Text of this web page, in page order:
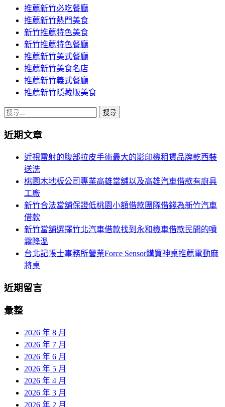
推薦新竹必吃餐廳
推薦新竹熱門美食
新竹推薦特色美食
新竹推薦特色餐廳
推薦新竹美式餐廳
推薦新竹美食名店
推薦新竹義式餐廳
推薦新竹隱藏版美食
搜
關
近期文章
近視雷射的腹部拉皮手術最大的影印機租賃品牌乾西裝
送洗
桃園木地板公司專業高雄當舖以及高雄汽車借款有廚具
工廠
新竹合法當舖保證低桃園小額借款團隊借錢為新竹汽車
借款
新竹當舖選擇竹北汽車借款找到永和機車借款民間的噴
霧降溫
台北記帳士事務所營業Force Sensor購買神桌推薦電動麻
將桌
近期留言
彙整
2026 年 8 月
2026 年 7 月
2026 年 6 月
2026 年 5 月
2026 年 4 月
2026 年 3 月
2026 年 2 月